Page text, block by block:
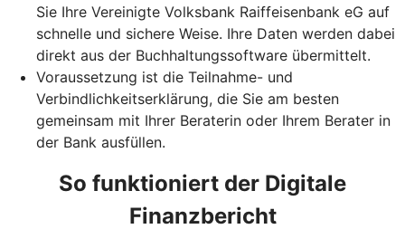
Sie Ihre Vereinigte Volksbank Raiffeisenbank eG auf
schnelle und sichere Weise. Ihre Daten werden dabei
direkt aus der Buchhaltungssoftware übermittelt.
Voraussetzung ist die Teilnahme- und
Verbindlichkeitserklärung, die Sie am besten
gemeinsam mit Ihrer Beraterin oder Ihrem Berater in
der Bank ausfüllen.
So funktioniert der Digitale
Finanzbericht